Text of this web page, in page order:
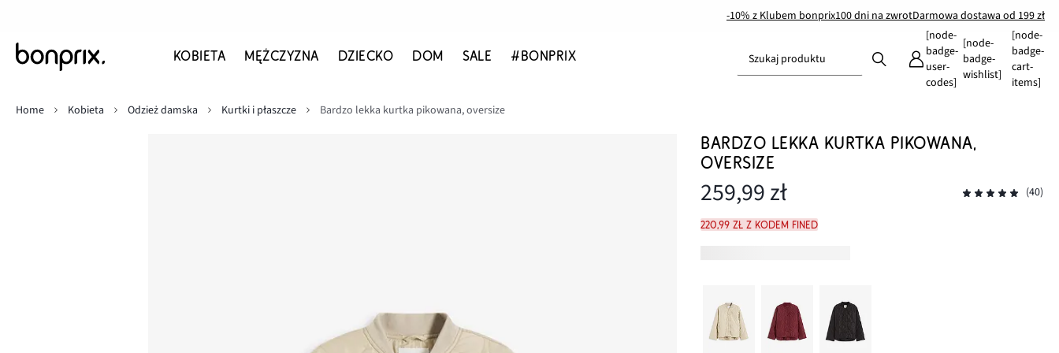
-10% z Klubem bonprix100 dni na zwrotDarmowa dostawa od 199 zł
KOBIETA MĘŻCZYZNA DZIECKO DOM SALE #BONPRIX Szukaj produktu
[node-
badge-
user-
codes]
[node-
badge-
wishlist]
[node-
badge-
cart-
items]
Home
Kobieta Odzież damska Kurtki i płaszcze Bardzo lekka kurtka pikowana, oversize
BARDZO LEKKA KURTKA PIKOWANA,
OVERSIZE
259,99 zł (40)
220,99 zł z kodem FINED